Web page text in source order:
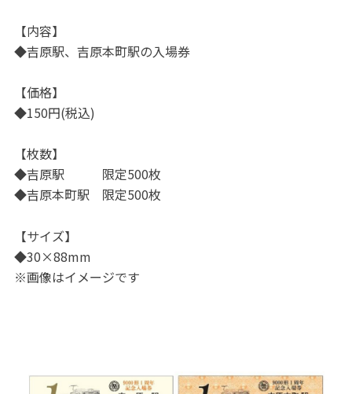
【内容】
◆吉原駅、吉原本町駅の入場券
【価格】
◆150円(税込)
【枚数】
◆吉原駅 限定500枚
◆吉原本町駅 限定500枚
【サイズ】
◆30×88mm
※画像はイメージです